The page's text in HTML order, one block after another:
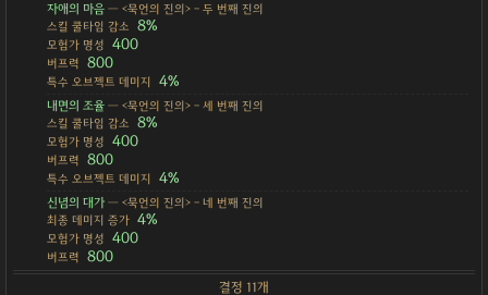
자애의 마음— <묵언의 진의> - 두 번째 진의
스킬 쿨타임 감소
8%
모험가 명성 400
버프력 800
특수 오브젝트 데미지 4%
내면의 조율— <묵언의 진의> - 세 번째 진의
스킬 쿨타임 감소
8%
모험가 명성 400
버프력 800
특수 오브젝트 데미지 4%
신념의 대가— <묵언의 진의> - 네 번째 진의
최종 데미지 증가 4%
모험가 명성 400
버프력 800
결정 11개